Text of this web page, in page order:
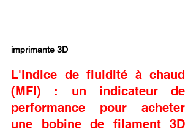
imprimante 3D
L'indice de fluidité à chaud
(MFI) : un indicateur de
performance pour acheter
une bobine de filament 3D